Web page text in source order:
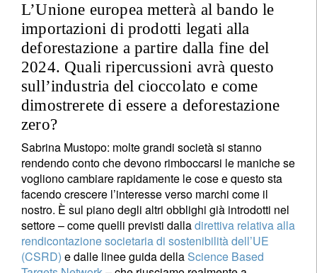
L’Unione europea metterà al bando le
importazioni di prodotti legati alla
deforestazione a partire dalla fine del
2024. Quali ripercussioni avrà questo
sull’industria del cioccolato e come
dimostrerete di essere a deforestazione
zero?
Sabrina Mustopo: molte grandi società si stanno
rendendo conto che devono rimboccarsi le maniche se
vogliono cambiare rapidamente le cose e questo sta
facendo crescere l’interesse verso marchi come il
nostro. È sul piano degli altri obblighi già introdotti nel
settore – come quelli previsti dalladirettiva relativa alla
rendicontazione societaria di sostenibilità dell’UE
(CSRD) e dalle linee guida della Science Based